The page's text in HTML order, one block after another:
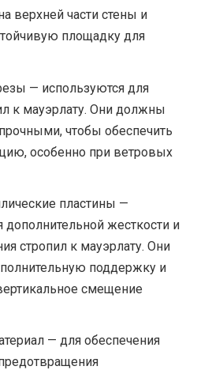
верхней части стены и
площадку для
— используются для
к мауэрлату. Они должны
чтобы обеспечить
особенно при ветровых
пластины —
дополнительной жесткости и
стропил к мауэрлату. Они
поддержку и
смещение
— для обеспечения